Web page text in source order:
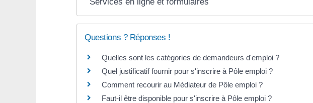
Questions ? Réponses !
Quelles sont les catégories de demandeurs d'emploi ?
Quel justificatif fournir pour s'inscrire à Pôle emploi ?
Comment recourir au Médiateur de Pôle emploi ?
Faut-il être disponible pour s'inscrire à Pôle emploi ?